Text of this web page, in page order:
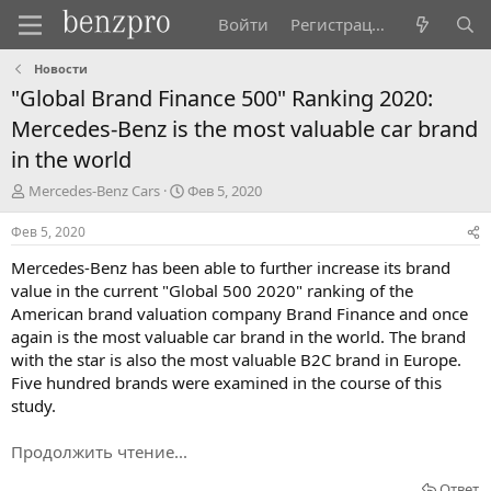
Войти Регистрация
Новости
"Global Brand Finance 500" Ranking 2020:
Mercedes-Benz is the most valuable car brand
in the world
А
в
т
о
р
т
е
ы
Mercedes-Benz Cars
Д
а
а
н
а
ч
а
л
а
Фев 5, 2020
Фев 5, 2020
Mercedes-Benz has been able to further increase its brand
value in the current "Global 500 2020" ranking of the
American brand valuation company Brand Finance and once
again is the most valuable car brand in the world. The brand
with the star is also the most valuable B2C brand in Europe.
Five hundred brands were examined in the course of this
study.
Продолжить чтение...